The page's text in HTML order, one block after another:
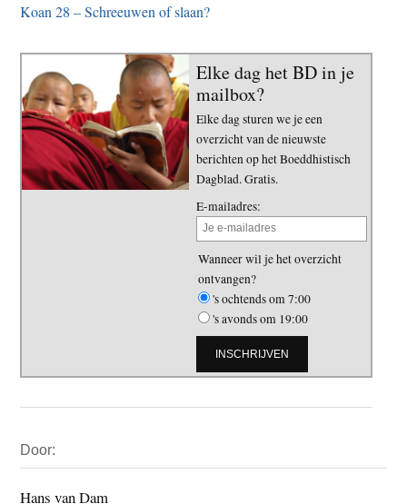
Koan 28 – Schreeuwen of slaan?
Elke dag het BD in je
mailbox?
Elke dag sturen we je een
overzicht van de nieuwste
berichten op het Boeddhistisch
Dagblad. Gratis.
E-mailadres:
Wanneer wil je het overzicht
ontvangen?
's ochtends om 7:00
's avonds om 19:00
Sidebar
Door:
Hans van Dam